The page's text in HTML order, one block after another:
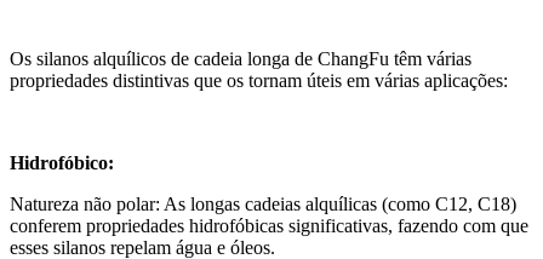
Os silanos alquílicos de cadeia longa de ChangFu têm várias
propriedades distintivas que os tornam úteis em várias aplicações:
Hidrofóbico:
Natureza não polar: As longas cadeias alquílicas (como C12, C18)
conferem propriedades hidrofóbicas significativas, fazendo com que
esses silanos repelam água e óleos.